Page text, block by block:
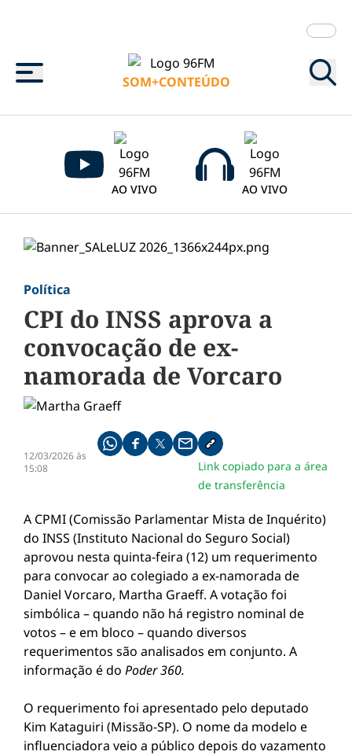
Menu
SOM+CONTEÚDO
AO VIVO AO VIVO
Política
CPI do INSS aprova a
convocação de ex-
namorada de Vorcaro
12/03/2026 às
15:08
Compartilhe pelo whatsapp
Compartilhar no facebook
Compartilhar no twitter
Compartilhe pelo email
Copiar link da notícia
Link copiado para a área
de transferência
A CPMI (Comissão Parlamentar Mista de Inquérito)
do INSS (Instituto Nacional do Seguro Social)
aprovou nesta quinta-feira (12) um requerimento
para convocar ao colegiado a ex-namorada de
Daniel Vorcaro, Martha Graeff. A votação foi
simbólica – quando não há registro nominal de
votos – e em bloco – quando diversos
requerimentos são analisados em conjunto. A
informação é do Poder 360.
O requerimento foi apresentado pelo deputado
Kim Kataguiri (Missão-SP). O nome da modelo e
influenciadora veio a público depois do vazamento